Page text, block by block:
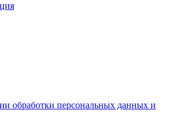
обработки персональных данных и